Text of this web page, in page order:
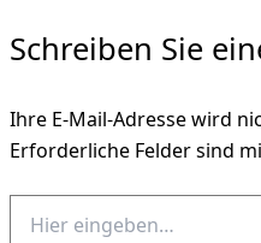
Schreiben Sie
Ihre E-Mail-Adresse wird
Erforderliche Felder sind
eingeben…